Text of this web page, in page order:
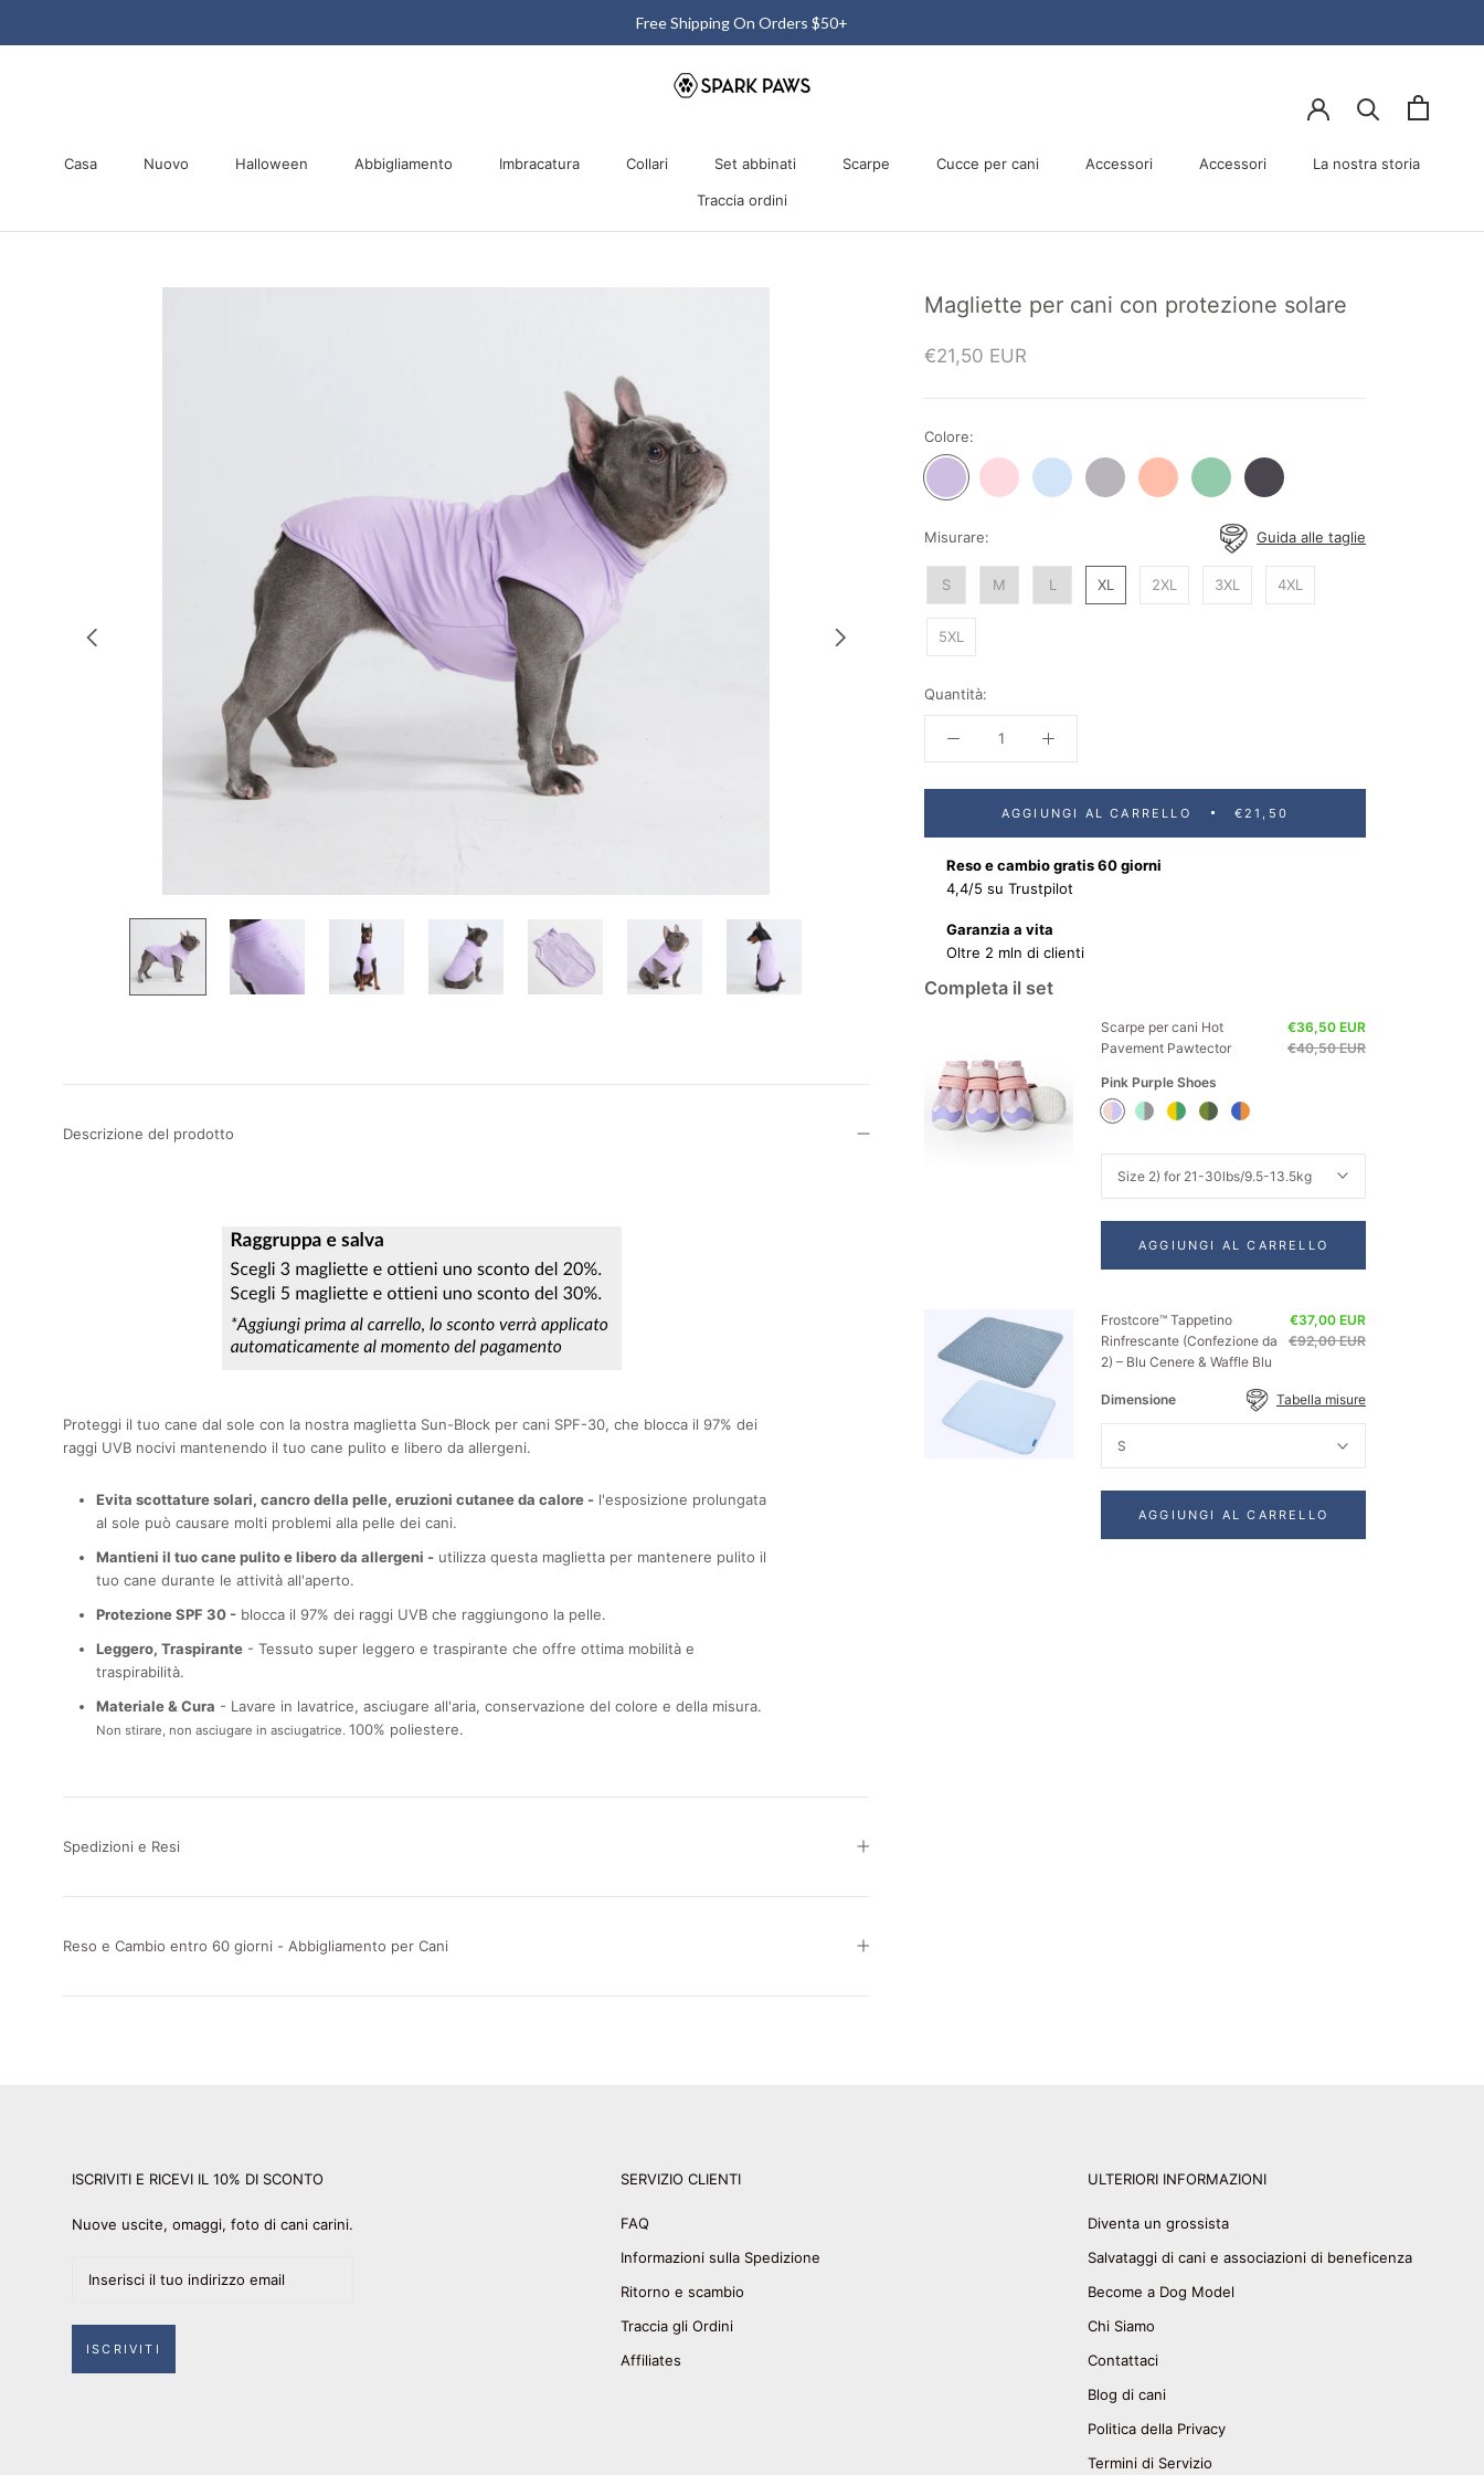
Free Shipping On Orders $50+
Casa Nuovo Halloween Abbigliamento Imbracatura Collari Set abbinati Scarpe Cucce per cani Accessori Accessori La nostra storia
Traccia ordini
Magliette per cani con protezione solare
€21,50 EUR
Colore:
Purple
Shirt
Pink
Shirt
Blue
Shirt
Grey
Shirt
Peach
Shirt
Mint
Shirt
Dark
Grey
Misurare:
Guida alle taglie
S M L XL 2XL 3XL 4XL
5XL
Quantità:
AGGIUNGI AL CARRELLO €21,50
Reso e cambio gratis 60 giorni
4,4/5 su Trustpilot
Garanzia a vita
Oltre 2 mln di clienti
Completa il set
Scarpe per cani Hot
Pavement Pawtector
€36,50 EUR
€40,50 EUR
Pink Purple Shoes
Pink
Shoes
Teal
Green
Shoes
GreenOrange
Shoes
Size 2) for 21-30lbs/9.5-13.5kg
AGGIUNGI AL CARRELLO
Frostcore™ Tappetino
Rinfrescante (Confezione da
2) – Blu Cenere & Waffle Blu
€37,00 EUR
€92,00 EUR
Dimensione Tabella misure
S
AGGIUNGI AL CARRELLO
Descrizione del prodotto
Proteggi il tuo cane dal sole con la nostra maglietta Sun-Block per cani SPF-30, che blocca il 97% dei
raggi UVB nocivi mantenendo il tuo cane pulito e libero da allergeni.
Evita scottature solari, cancro della pelle, eruzioni cutanee da calore - l'esposizione prolungata
al sole può causare molti problemi alla pelle dei cani.
Mantieni il tuo cane pulito e libero da allergeni - utilizza questa maglietta per mantenere pulito il
tuo cane durante le attività all'aperto.
Protezione SPF 30 - blocca il 97% dei raggi UVB che raggiungono la pelle.
Leggero, Traspirante - Tessuto super leggero e traspirante che offre ottima mobilità e
traspirabilità.
Materiale & Cura - Lavare in lavatrice, asciugare all'aria, conservazione del colore e della misura.
Non stirare, non asciugare in asciugatrice. 100% poliestere.
Spedizioni e Resi
Reso e Cambio entro 60 giorni - Abbigliamento per Cani
ISCRIVITI E RICEVI IL 10% DI SCONTO
Nuove uscite, omaggi, foto di cani carini.
ISCRIVITI
SERVIZIO CLIENTI
FAQ
Informazioni sulla Spedizione
Ritorno e scambio
Traccia gli Ordini
Affiliates
ULTERIORI INFORMAZIONI
Diventa un grossista
Salvataggi di cani e associazioni di beneficenza
Become a Dog Model
Chi Siamo
Contattaci
Blog di cani
Politica della Privacy
Termini di Servizio